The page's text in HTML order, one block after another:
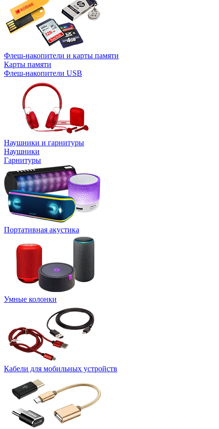
Флеш-накопители и карты памяти
Карты памяти
Флеш-накопители USB
Наушники и гарнитуры
Наушники
Гарнитуры
Портативная акустика
Умные колонки
Кабели для мобильных устройств